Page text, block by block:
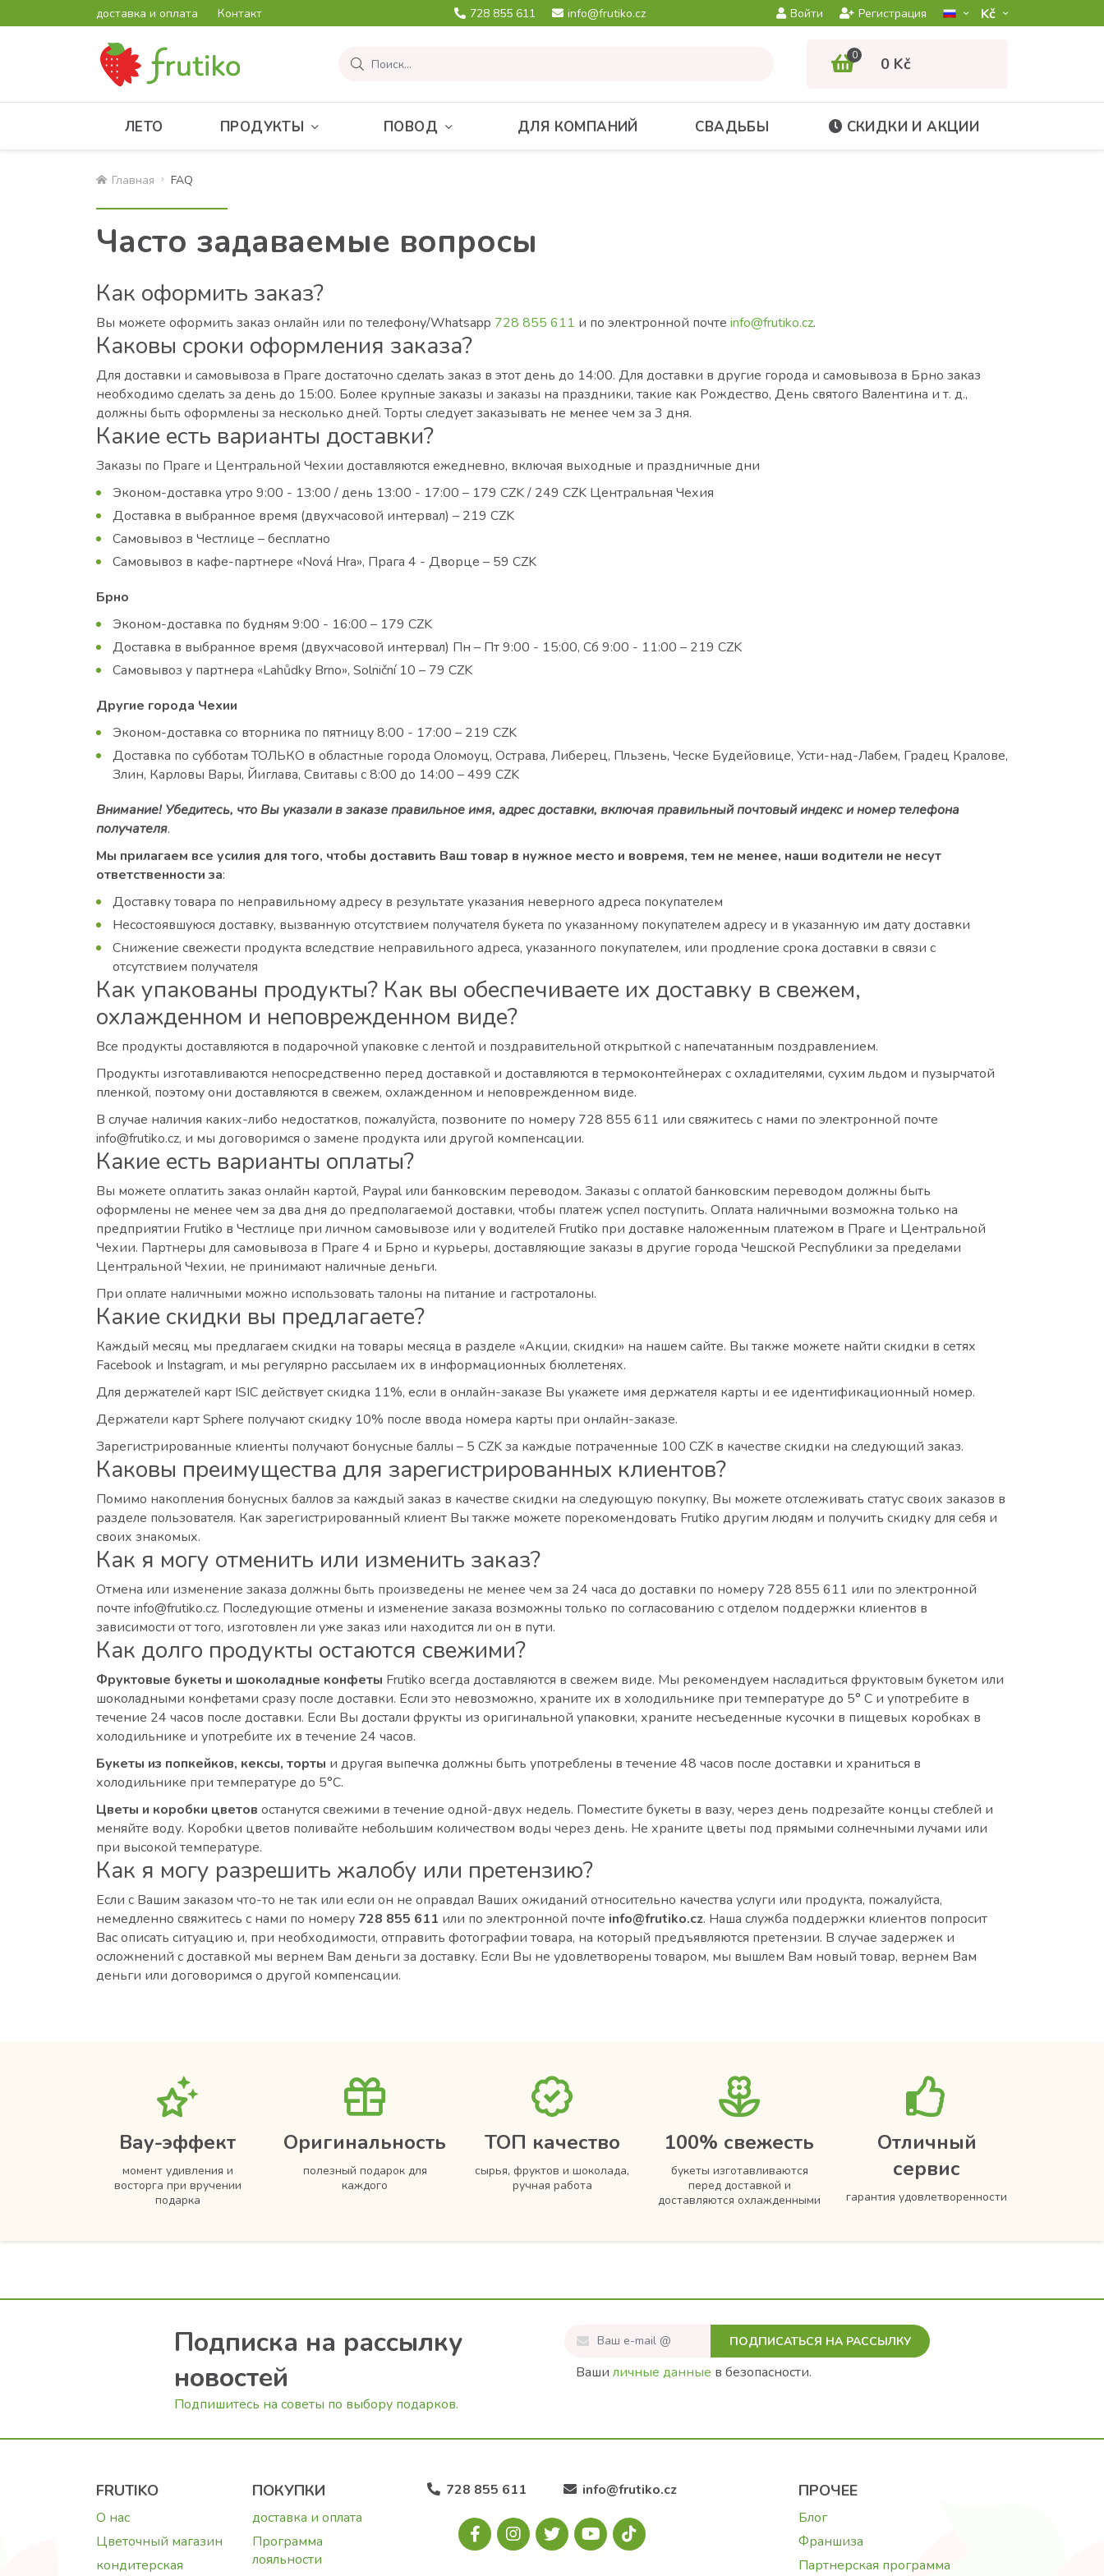
доставка и оплата Контакт 728 855 611 info@frutiko.cz Войти Регистрация Kč­
0 0 Kč
ЛЕТО ПРОДУКТЫ ПОВОД ДЛЯ КОМПАНИЙ СВАДЬБЫ СКИДКИ И АКЦИИ
Главная FAQ
Часто задаваемые вопросы
Как оформить заказ?
Вы можете оформить заказ онлайн или по телефону/Whatsapp 728 855 611 и по электронной почте info@frutiko.cz.
Каковы сроки оформления заказа?
Для доставки и самовывоза в Праге достаточно сделать заказ в этот день до 14:00. Для доставки в другие города и самовывоза в Брно заказ
необходимо сделать за день до 15:00. Более крупные заказы и заказы на праздники, такие как Рождество, День святого Валентина и т. д.,
должны быть оформлены за несколько дней. Торты следует заказывать не менее чем за 3 дня.
Какие есть варианты доставки?
Заказы по Праге и Центральной Чехии доставляются ежедневно, включая выходные и праздничные дни
Эконом-доставка утро 9:00 - 13:00 / день 13:00 - 17:00 – 179 CZK / 249 CZK Центральная Чехия
Доставка в выбранное время (двухчасовой интервал) – 219 CZK
Самовывоз в Честлице – бесплатно
Самовывоз в кафе-партнере «Nová Hra», Прага 4 - Дворце – 59 CZK
Брно
Эконом-доставка по будням 9:00 - 16:00 – 179 CZK
Доставка в выбранное время (двухчасовой интервал) Пн – Пт 9:00 - 15:00, Сб 9:00 - 11:00 – 219 CZK
Самовывоз у партнера «Lahůdky Brno», Solniční 10 – 79 CZK
Другие города Чехии
Эконом-доставка со вторника по пятницу 8:00 - 17:00 – 219 CZK
Доставка по субботам ТОЛЬКО в областные города Оломоуц, Острава, Либерец, Пльзень, Ческе Будейовице, Усти-над-Лабем, Градец Кралове,
Злин, Карловы Вары, Йиглава, Свитавы с 8:00 до 14:00 – 499 CZK
Внимание! Убедитесь, что Вы указали в заказе правильное имя, адрес доставки, включая правильный почтовый индекс и номер телефона
получателя.
Мы прилагаем все усилия для того, чтобы доставить Ваш товар в нужное место и вовремя, тем не менее, наши водители не несут
ответственности за:
Доставку товара по неправильному адресу в результате указания неверного адреса покупателем
Несостоявшуюся доставку, вызванную отсутствием получателя букета по указанному покупателем адресу и в указанную им дату доставки
Снижение свежести продукта вследствие неправильного адреса, указанного покупателем, или продление срока доставки в связи с
отсутствием получателя
Как упакованы продукты? Как вы обеспечиваете их доставку в свежем,
охлажденном и неповрежденном виде?
Все продукты доставляются в подарочной упаковке с лентой и поздравительной открыткой с напечатанным поздравлением.
Продукты изготавливаются непосредственно перед доставкой и доставляются в термоконтейнерах с охладителями, сухим льдом и пузырчатой
пленкой, поэтому они доставляются в свежем, охлажденном и неповрежденном виде.
В случае наличия каких-либо недостатков, пожалуйста, позвоните по номеру 728 855 611 или свяжитесь с нами по электронной почте
info@frutiko.cz, и мы договоримся о замене продукта или другой компенсации.
Какие есть варианты оплаты?
Вы можете оплатить заказ онлайн картой, Paypal или банковским переводом. Заказы с оплатой банковским переводом должны быть
оформлены не менее чем за два дня до предполагаемой доставки, чтобы платеж успел поступить. Оплата наличными возможна только на
предприятии Frutiko в Честлице при личном самовывозе или у водителей Frutiko при доставке наложенным платежом в Праге и Центральной
Чехии. Партнеры для самовывоза в Праге 4 и Брно и курьеры, доставляющие заказы в другие города Чешской Республики за пределами
Центральной Чехии, не принимают наличные деньги.
При оплате наличными можно использовать талоны на питание и гастроталоны.
Какие скидки вы предлагаете?
Каждый месяц мы предлагаем скидки на товары месяца в разделе «Акции, скидки» на нашем сайте. Вы также можете найти скидки в сетях
Facebook и Instagram, и мы регулярно рассылаем их в информационных бюллетенях.
Для держателей карт ISIC действует скидка 11%, если в онлайн-заказе Вы укажете имя держателя карты и ее идентификационный номер.
Держатели карт Sphere получают скидку 10% после ввода номера карты при онлайн-заказе.
Зарегистрированные клиенты получают бонусные баллы – 5 CZK за каждые потраченные 100 CZK в качестве скидки на следующий заказ.
Каковы преимущества для зарегистрированных клиентов?
Помимо накопления бонусных баллов за каждый заказ в качестве скидки на следующую покупку, Вы можете отслеживать статус своих заказов в
разделе пользователя. Как зарегистрированный клиент Вы также можете порекомендовать Frutiko другим людям и получить скидку для себя и
своих знакомых.
Как я могу отменить или изменить заказ?
Отмена или изменение заказа должны быть произведены не менее чем за 24 часа до доставки по номеру 728 855 611 или по электронной
почте info@frutiko.cz. Последующие отмены и изменение заказа возможны только по согласованию с отделом поддержки клиентов в
зависимости от того, изготовлен ли уже заказ или находится ли он в пути.
Как долго продукты остаются свежими?
Фруктовые букеты и шоколадные конфеты Frutiko всегда доставляются в свежем виде. Мы рекомендуем насладиться фруктовым букетом или
шоколадными конфетами сразу после доставки. Если это невозможно, храните их в холодильнике при температуре до 5° C и употребите в
течение 24 часов после доставки. Если Вы достали фрукты из оригинальной упаковки, храните несъеденные кусочки в пищевых коробках в
холодильнике и употребите их в течение 24 часов.
Букеты из попкейков, кексы, торты и другая выпечка должны быть употреблены в течение 48 часов после доставки и храниться в
холодильнике при температуре до 5°C.
Цветы и коробки цветов останутся свежими в течение одной-двух недель. Поместите букеты в вазу, через день подрезайте концы стеблей и
меняйте воду. Коробки цветов поливайте небольшим количеством воды через день. Не храните цветы под прямыми солнечными лучами или
при высокой температуре.
Как я могу разрешить жалобу или претензию?
Если с Вашим заказом что-то не так или если он не оправдал Ваших ожиданий относительно качества услуги или продукта, пожалуйста,
немедленно свяжитесь с нами по номеру 728 855 611 или по электронной почте info@frutiko.cz. Наша служба поддержки клиентов попросит
Вас описать ситуацию и, при необходимости, отправить фотографии товара, на который предъявляются претензии. В случае задержек и
осложнений с доставкой мы вернем Вам деньги за доставку. Если Вы не удовлетворены товаром, мы вышлем Вам новый товар, вернем Вам
деньги или договоримся о другой компенсации.
Вау-эффект
момент удивления и
восторга при вручении
подарка
Оригинальность
полезный подарок для
каждого
ТОП качество
сырья, фруктов и шоколада,
ручная работа
100% свежесть
букеты изготавливаются
перед доставкой и
доставляются охлажденными
Отличный
сервис
гарантия удовлетворенности
Подписка на рассылку
новостей
Подпишитесь на советы по выбору подарков.
ПОДПИСАТЬСЯ НА РАССЫЛКУ
Ваши личные данные в безопасности.
728 855 611 info@frutiko.cz
FRUTIKO
О нас
Цветочный магазин
кондитерская
ПОКУПКИ
доставка и оплата
Программа
лояльности
ПРОЧЕЕ
Блог
Франшиза
Партнерская программа